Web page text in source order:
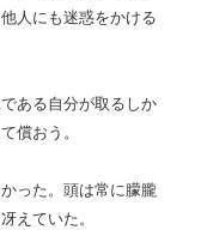
人にも迷惑をかける
ある自分が取るしか
償おう。
った。頭は常に朦朧
えていた。